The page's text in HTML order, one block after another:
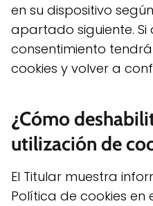
en su dispositivo
apartado siguiente. Si
consentimiento
cookies y volver a
¿Cómo
utilización de
El Titular muestra
Política de cookies en